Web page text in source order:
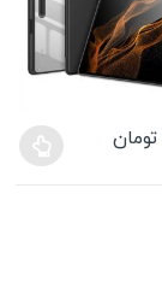
تومان